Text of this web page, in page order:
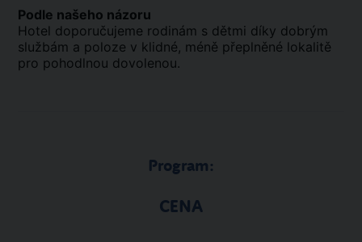
Podle našeho názoru
Hotel doporučujeme rodinám s dětmi díky dobrým
službám a poloze v klidné, méně přeplněné lokalitě
pro pohodlnou dovolenou.
Program:
CENA